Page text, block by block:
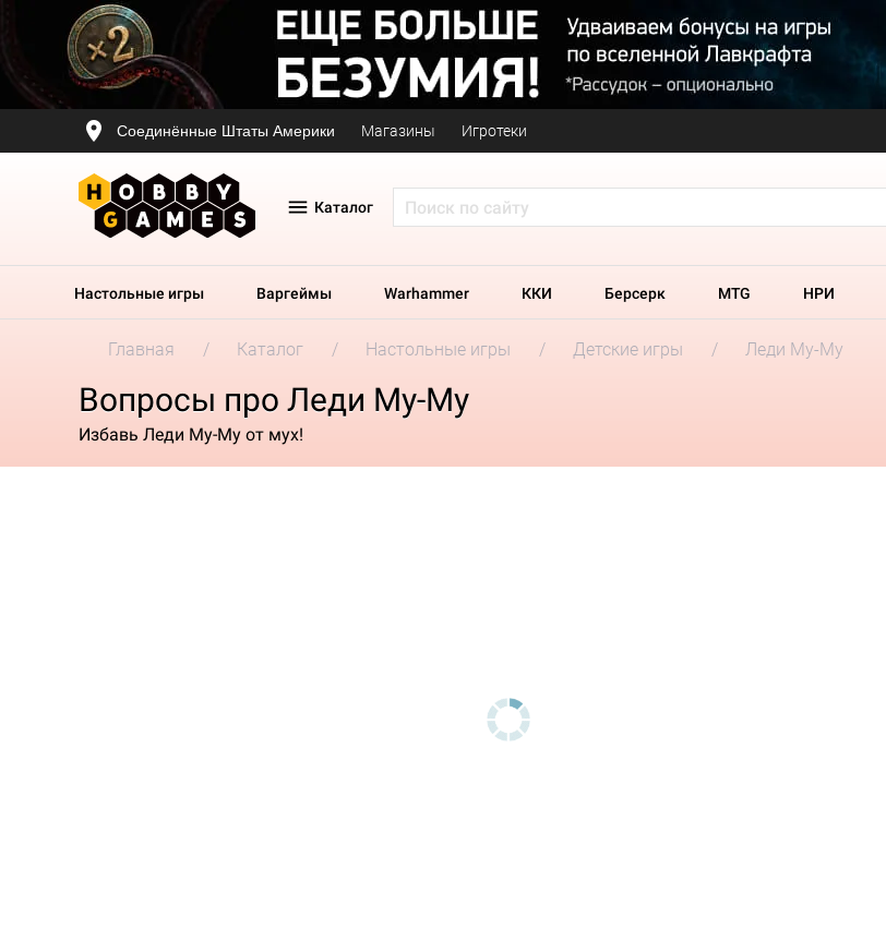
Соединённые Штаты Америки Магазины Игротеки
Каталог
Настольные игры Варгеймы Warhammer ККИ Берсерк MTG НРИ
Главная Каталог Настольные игры Детские игры Леди Му-Му
Вопросы про Леди Му-Му
Избавь Леди Му-Му от мух!